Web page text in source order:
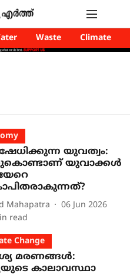
Waste Climate
യുവത്വം:
യുവാക്കൾ
Mahapatra
06 Jun 2026
read
Change
മരണങ്ങൾ:
കാലാവസ്ഥാ